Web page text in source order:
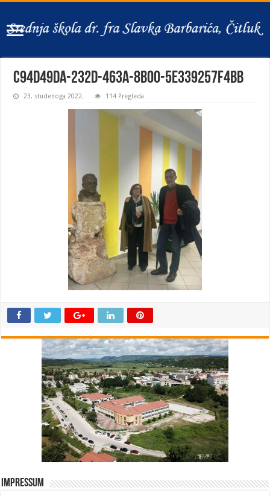
c94d49da-232d-463a-8b00-5e339257f4bb
23. studenoga 2022. 114 Pregleda
Impressum